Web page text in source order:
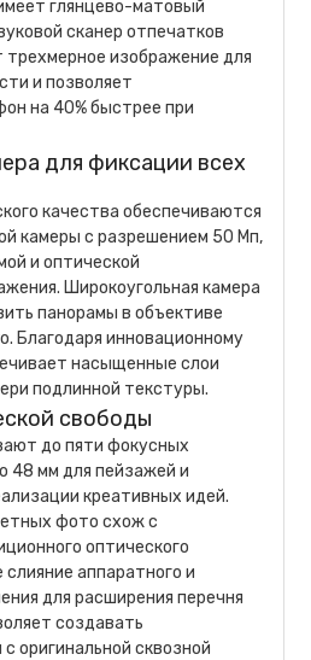
глянцево-матовый
сканер отпечатков
трехмерное изображение для
и позволяет
на 40% быстрее при
для фиксации всех
качества обеспечиваются
камеры с разрешением 50 Мп,
и оптической
Широкоугольная камера
панорамы в объективе
Благодаря инновационному
насыщенные слои
подлинной текстуры.
свободы
до пяти фокусных
48 мм для пейзажей и
креативных идей.
фото схож с
оптического
аппаратного и
для расширения перечня
создавать
оригинальной сквозной